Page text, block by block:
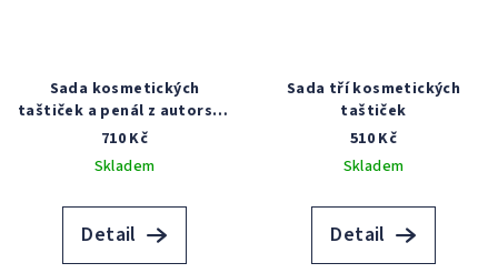
Sada kosmetických
taštiček a penál z autorské
látky
710 Kč
Skladem
Detail
Sada tří kosmetických
taštiček
510 Kč
Skladem
Detail